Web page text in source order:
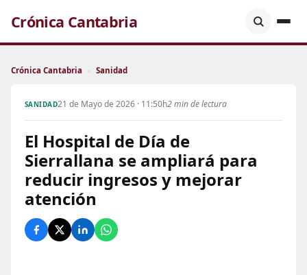
Crónica Cantabria
Crónica Cantabria › Sanidad
SANIDAD21 de Mayo de 2026 · 11:50h2 min de lectura
El Hospital de Día de
Sierrallana se ampliará para
reducir ingresos y mejorar
atención